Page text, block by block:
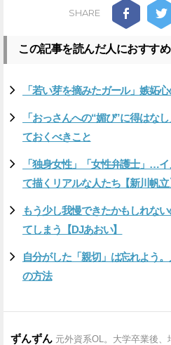
SHARE
この記事を読んだ人におすすめ
「若い芽を摘みたガール」嫉妬
「おっさんへの“媚び”に得はな
ておくべきこと
「独身女性」「女性弁護士」…
て描くリアルな人たち【新川帆立
もう少し我慢できたかもしれな
てしまう【DJあおい】
自分がした「親切」は忘れよう
の方法
ずんずん 元外資系OL。大学卒業後